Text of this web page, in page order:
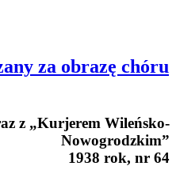
za obrazę chóru
z „Kurjerem Wileńsko-
Nowogrodzkim”
1938 rok, nr 64